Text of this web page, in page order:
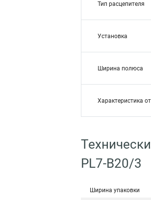
Тип расцепителя
Установка
Ширина полюса
Характеристика
PL7-B20/3
Ширина упаковки